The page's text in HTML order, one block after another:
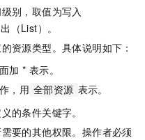
别，取值为写入
（List）。
资源类型。具体说明如下：
加 * 表示。
，用 全部资源 表示。
的条件关键字。
要的其他权限。操作者必须